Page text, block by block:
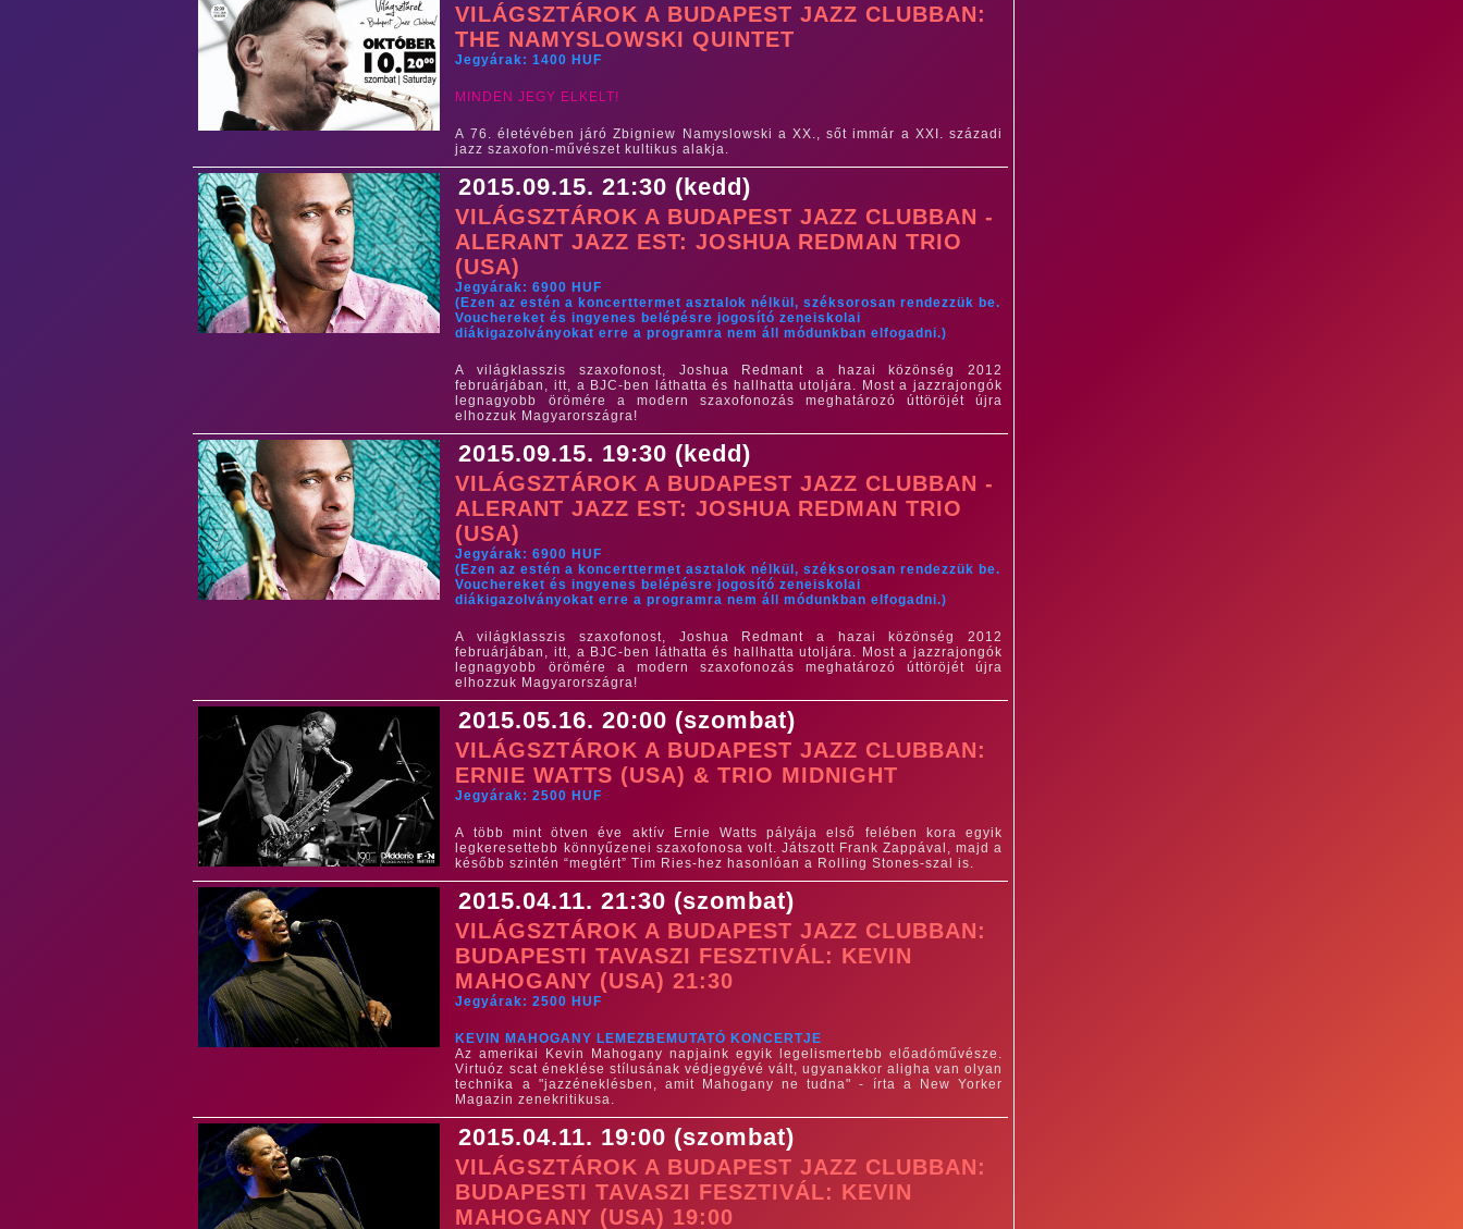
VILÁGSZTÁROK A BUDAPEST JAZZ CLUBBAN:
THE NAMYSLOWSKI QUINTET
Jegyárak: 1400 HUF
MINDEN JEGY ELKELT!
A 76. életévében járó Zbigniew Namyslowski a XX., sőt immár a XXI. századi
jazz szaxofon-művészet kultikus alakja.
2015.09.15. 21:30 (kedd)
VILÁGSZTÁROK A BUDAPEST JAZZ CLUBBAN -
ALERANT JAZZ EST: JOSHUA REDMAN TRIO
(USA)
Jegyárak: 6900 HUF
(Ezen az estén a koncerttermet asztalok nélkül, széksorosan rendezzük be.
Vouchereket és ingyenes belépésre jogosító zeneiskolai
diákigazolványokat erre a programra nem áll módunkban elfogadni.)
A világklasszis szaxofonost, Joshua Redmant a hazai közönség 2012
februárjában, itt, a BJC-ben láthatta és hallhatta utoljára. Most a jazzrajongók
legnagyobb örömére a modern szaxofonozás meghatározó úttöröjét újra
elhozzuk Magyarországra!
2015.09.15. 19:30 (kedd)
VILÁGSZTÁROK A BUDAPEST JAZZ CLUBBAN -
ALERANT JAZZ EST: JOSHUA REDMAN TRIO
(USA)
Jegyárak: 6900 HUF
(Ezen az estén a koncerttermet asztalok nélkül, széksorosan rendezzük be.
Vouchereket és ingyenes belépésre jogosító zeneiskolai
diákigazolványokat erre a programra nem áll módunkban elfogadni.)
A világklasszis szaxofonost, Joshua Redmant a hazai közönség 2012
februárjában, itt, a BJC-ben láthatta és hallhatta utoljára. Most a jazzrajongók
legnagyobb örömére a modern szaxofonozás meghatározó úttöröjét újra
elhozzuk Magyarországra!
2015.05.16. 20:00 (szombat)
VILÁGSZTÁROK A BUDAPEST JAZZ CLUBBAN:
ERNIE WATTS (USA) & TRIO MIDNIGHT
Jegyárak: 2500 HUF
A több mint ötven éve aktív Ernie Watts pályája első felében kora egyik
legkeresettebb könnyűzenei szaxofonosa volt. Játszott Frank Zappával, majd a
később szintén “megtért” Tim Ries-hez hasonlóan a Rolling Stones-szal is.
2015.04.11. 21:30 (szombat)
VILÁGSZTÁROK A BUDAPEST JAZZ CLUBBAN:
BUDAPESTI TAVASZI FESZTIVÁL: KEVIN
MAHOGANY (USA) 21:30
Jegyárak: 2500 HUF
KEVIN MAHOGANY LEMEZBEMUTATÓ KONCERTJE
Az amerikai Kevin Mahogany napjaink egyik legelismertebb előadóművésze.
Virtuóz scat éneklése stílusának védjegyévé vált, ugyanakkor aligha van olyan
technika a "jazzéneklésben, amit Mahogany ne tudna" - írta a New Yorker
Magazin zenekritikusa.
2015.04.11. 19:00 (szombat)
VILÁGSZTÁROK A BUDAPEST JAZZ CLUBBAN:
BUDAPESTI TAVASZI FESZTIVÁL: KEVIN
MAHOGANY (USA) 19:00